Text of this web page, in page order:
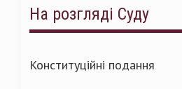
На розгляді Суду
Конституційні подання